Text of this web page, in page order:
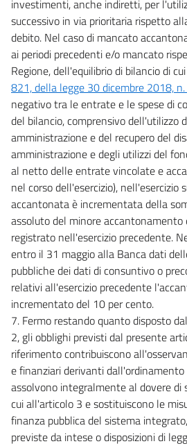
investimenti, anche indiretti, per
successivo in via prioritaria rispetto
debito. Nel caso di mancato
ai periodi precedenti e/o mancato
Regione, dell'equilibrio di bilancio di
821, della legge 30 dicembre 2018,
negativo tra le entrate e le spese di
del bilancio, comprensivo dell'utilizzo
amministrazione e del recupero del
amministrazione e degli utilizzi del
al netto delle entrate vincolate e
nel corso dell'esercizio), nell'esercizio
accantonata è incrementata della
assoluto del minore accantonamento
registrato nell'esercizio precedente.
entro il 31 maggio alla Banca dati
pubbliche dei dati di consuntivo o
relativi all'esercizio precedente
incrementato del 10 per cento.
7. Fermo restando quanto disposto
2, gli obblighi previsti dal presente
riferimento contribuiscono
e finanziari derivanti
assolvono integralmente al dovere di
cui all'articolo 3 e sostituiscono le
finanza pubblica del sistema
previste da intese o disposizioni di